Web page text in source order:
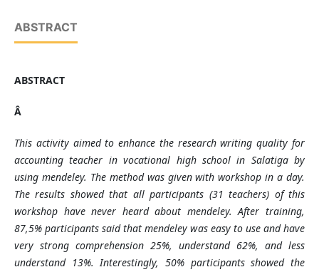
ABSTRACT
ABSTRACT
Â
This activity aimed to enhance the research writing quality for
accounting teacher in vocational high school in Salatiga by
using mendeley. The method was given with workshop in a day.
The results showed that all participants (31 teachers) of this
workshop have never heard about mendeley. After training,
87,5% participants said that mendeley was easy to use and have
very strong comprehension 25%, understand 62%, and less
understand 13%. Interestingly, 50% participants showed the